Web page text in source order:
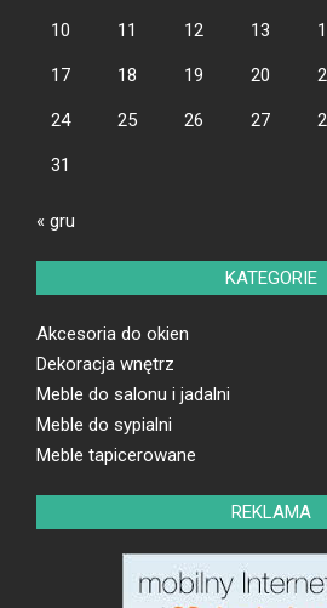
10 11 12 13
17 18 19 20
24 25 26 27
31
« gru
KATEGORIE
Akcesoria do okien
Dekoracja wnętrz
Meble do salonu i jadalni
Meble do sypialni
Meble tapicerowane
REKLAMA